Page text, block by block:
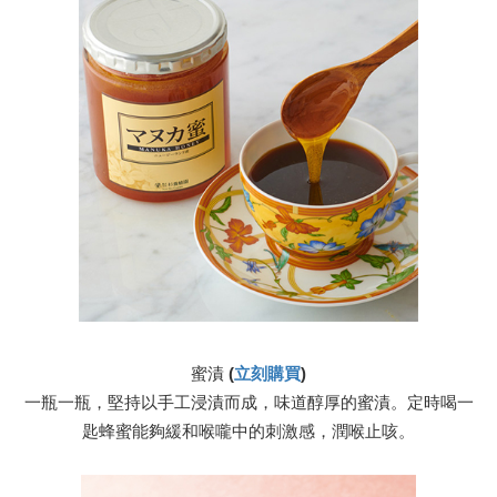
蜜漬 (立刻購買)
一瓶一瓶，堅持以手工浸漬而成，味道醇厚的蜜漬。定時喝一
匙蜂蜜能夠緩和喉嚨中的刺激感，潤喉止咳。